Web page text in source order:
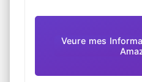
Veure mes